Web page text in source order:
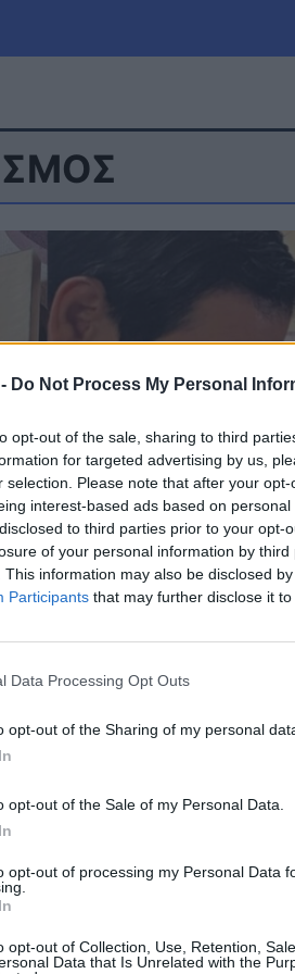
Do Not Process My Personal
opt-out of the sale, sharing to third
for targeted advertising by us,
selection. Please note that after your
interest-based ads based on
to third parties prior to your opt-
of your personal information by third
This information may also be disclosed
Participants that may further disclose it
Data Processing Opt Outs
opt-out of the Sharing of my personal
opt-out of the Sale of my Personal Data.
opt-out of processing my Personal Data
opt-out of Collection, Use, Retention,
Data that Is Unrelated with the
Πολιτική
Καιρός
οι χρήστες του
που παίζει στη σειρά «Τα
σεζόν και το επεισόδιο